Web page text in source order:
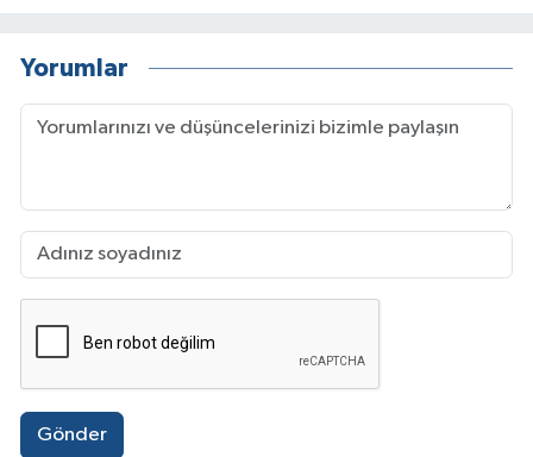
Yorumlar
Gönder